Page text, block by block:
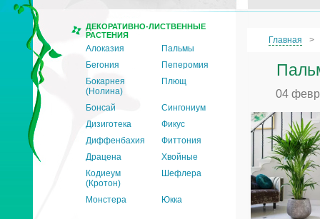
ДЕКОРАТИВНО-ЛИСТВЕННЫЕ
РАСТЕНИЯ
Алоказия
Пальмы
Бегония
Пеперомия
Бокарнея
(Нолина)
Плющ
Бонсай
Сингониум
Дизиготека
Фикус
Диффенбахия
Фиттония
Драцена
Хвойные
Кодиеум
(Кротон)
Шефлера
Монстера Юкка
Главная
04